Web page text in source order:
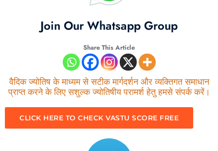
Join Our Whatsapp Group
Share This Article
वैदिक ज्योतिष के माध्यम से सटीक मार्गदर्शन और व्यक्तिगत समाधान
प्राप्त करने के लिए सशुल्क ज्योतिषीय परामर्श हेतु हमसे संपर्क करें।
CLICK HERE TO CHECK VASTU SCORE FREE